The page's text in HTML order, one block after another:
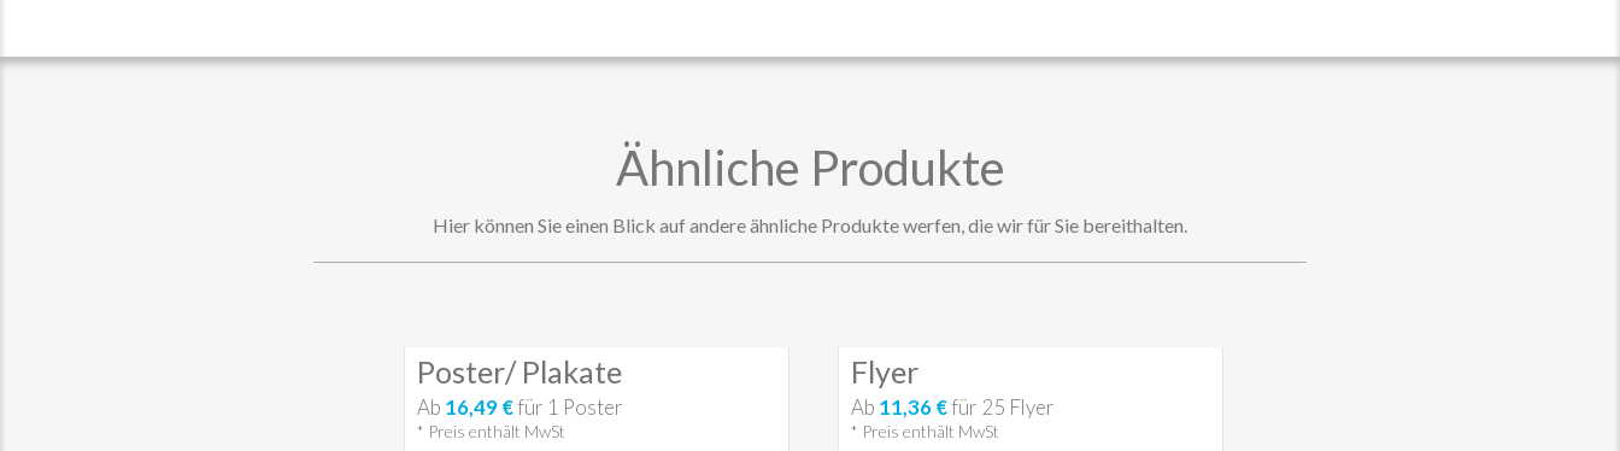
Ähnliche Produkte
Hier können Sie einen Blick auf andere ähnliche Produkte werfen, die wir für Sie bereithalten.
Poster/ Plakate
Ab 16,49 €für 1 Poster
* Preis enthält MwSt
Flyer
Ab 11,36 €für 25 Flyer
* Preis enthält MwSt